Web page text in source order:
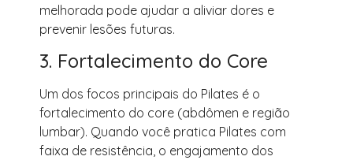
melhorada pode ajudar a aliviar dores e
prevenir lesões futuras.
3. Fortalecimento do Core
Um dos focos principais do Pilates é o
fortalecimento do core (abdômen e região
lumbar). Quando você pratica Pilates com
faixa de resistência, o engajamento dos